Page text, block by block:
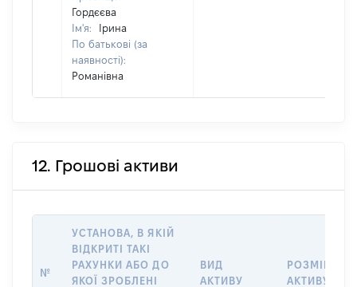
Гордєєва
Ім'я:
Ірина
По батькові (за
наявності):
Романівна
12. Грошові активи
№
УСТАНОВА, В ЯКІЙ
ВІДКРИТІ ТАКІ
РАХУНКИ АБО ДО
ЯКОЇ ЗРОБЛЕНІ
ВИД
АКТИВУ
РОЗМІР
АКТИВУ